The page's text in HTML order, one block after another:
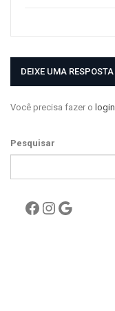
DEIXE UMA RESPOSTA
Você precisa fazer o login
Pesquisar
Facebook
Instagram
Google